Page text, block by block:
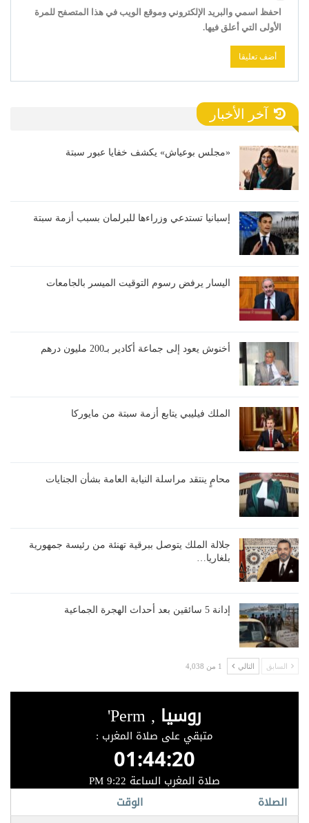
احفظ اسمي والبريد الإلكتروني وموقع الويب في هذا المتصفح للمرة
الأولى التي أعلق فيها.
آخر الأخبار
«مجلس بوعياش» يكشف خفايا عبور سبتة
إسبانيا تستدعي وزراءها للبرلمان بسبب أزمة سبتة
اليسار يرفض رسوم التوقيت الميسر بالجامعات
أخنوش يعود إلى جماعة أكادير بـ200 مليون درهم
الملك فيليبي يتابع أزمة سبتة من مايوركا
محامٍ ينتقد مراسلة النيابة العامة بشأن الجنايات
جلالة الملك يتوصل ببرقية تهنئة من رئيسة جمهورية
بلغاريا…
إدانة 5 سائقين بعد أحداث الهجرة الجماعية
السابق التالي 1 من 4,038